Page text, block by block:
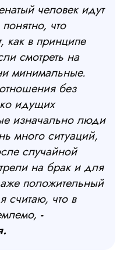
человек идут
что
как в принципе
смотреть на
минимальные.
без
идущих
изначально люди
много ситуаций,
случайной
на брак и для
положительный
считаю, что в
-